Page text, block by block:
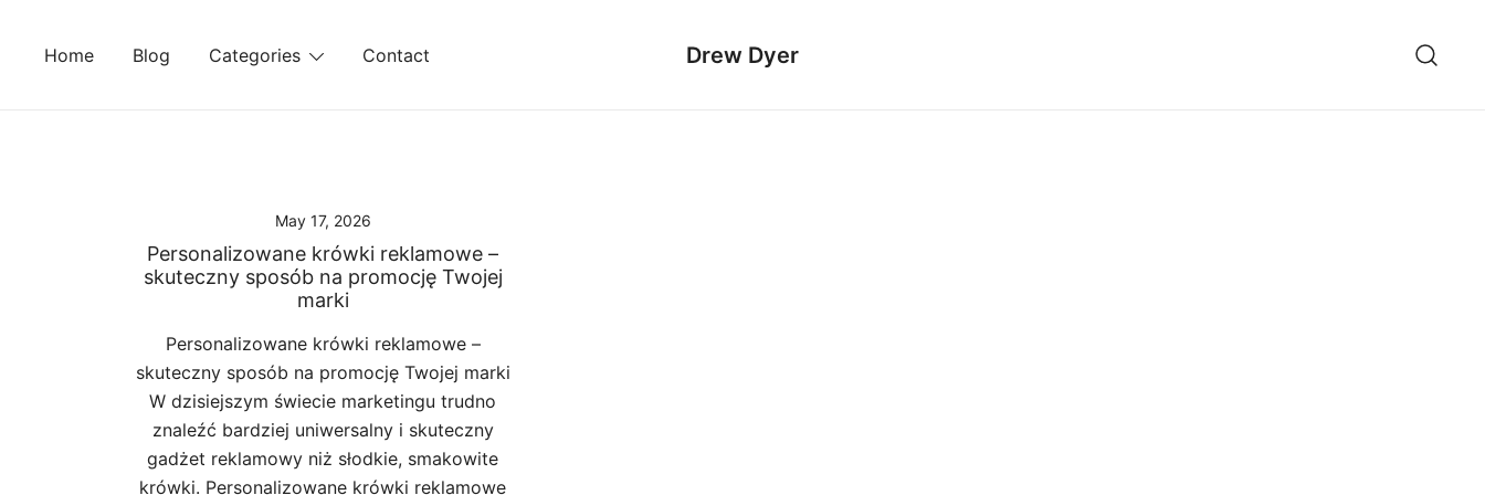
Home Blog Categories Contact Drew Dyer
May 17, 2026
Personalizowane krówki reklamowe –
skuteczny sposób na promocję Twojej
marki
Personalizowane krówki reklamowe –
skuteczny sposób na promocję Twojej marki
W dzisiejszym świecie marketingu trudno
znaleźć bardziej uniwersalny i skuteczny
gadżet reklamowy niż słodkie, smakowite
krówki. Personalizowane krówki reklamowe